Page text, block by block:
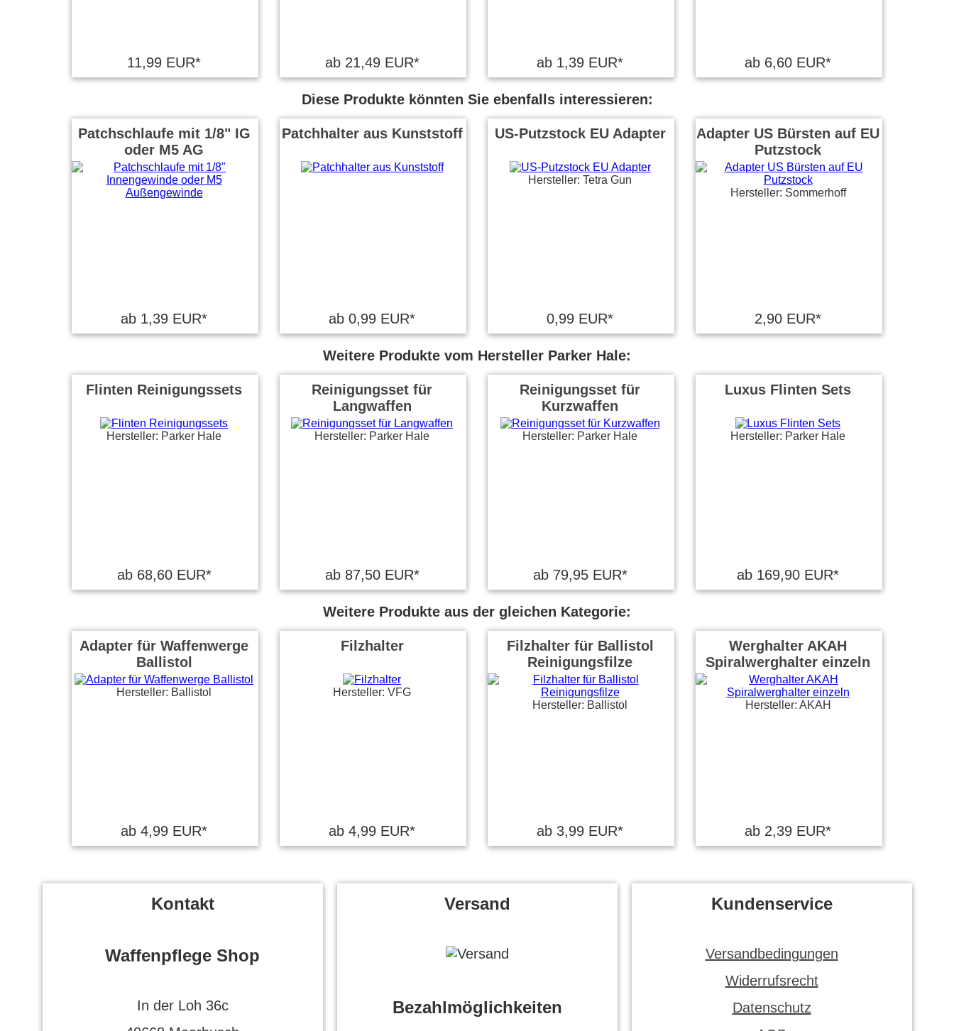
11,99 EUR* ab 21,49 EUR* ab 1,39 EUR* ab 6,60 EUR*
Diese Produkte könnten Sie ebenfalls interessieren:
Patchschlaufe mit 1/8" IG
oder M5 AG
ab 1,39 EUR*
Patchhalter aus Kunststoff
ab 0,99 EUR*
US-Putzstock EU Adapter
Hersteller: Tetra Gun
0,99 EUR*
Adapter US Bürsten auf EU
Putzstock
Hersteller: Sommerhoff
2,90 EUR*
Weitere Produkte vom Hersteller Parker Hale:
Flinten Reinigungssets
Hersteller: Parker Hale
ab 68,60 EUR*
Reinigungsset für
Langwaffen
Hersteller: Parker Hale
ab 87,50 EUR*
Reinigungsset für
Kurzwaffen
Hersteller: Parker Hale
ab 79,95 EUR*
Luxus Flinten Sets
Hersteller: Parker Hale
ab 169,90 EUR*
Weitere Produkte aus der gleichen Kategorie:
Adapter für Waffenwerge
Ballistol
Hersteller: Ballistol
ab 4,99 EUR*
Filzhalter
Hersteller: VFG
ab 4,99 EUR*
Filzhalter für Ballistol
Reinigungsfilze
Hersteller: Ballistol
ab 3,99 EUR*
Werghalter AKAH
Spiralwerghalter einzeln
Hersteller: AKAH
ab 2,39 EUR*
Kontakt
Waffenpflege Shop
In der Loh 36c
Versand
Bezahlmöglichkeiten
Kundenservice
Versandbedingungen
Widerrufsrecht
Datenschutz